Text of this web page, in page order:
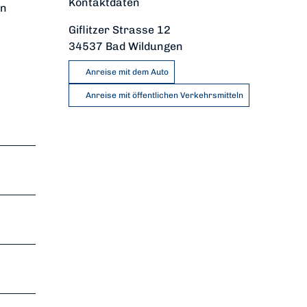
Giflitzer Strasse 12
34537 Bad Wildungen
Anreise mit dem Auto
Anreise mit öffentlichen Verkehrsmitteln